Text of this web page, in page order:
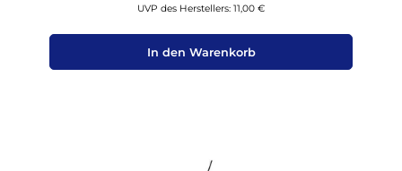
UVP des Herstellers: 11,00 €
In den Warenkorb